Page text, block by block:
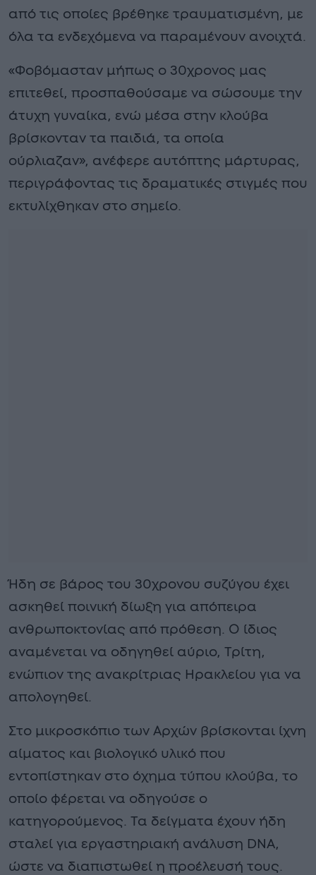
από τις οποίες βρέθηκε τραυματισμένη, με
όλα τα ενδεχόμενα να παραμένουν ανοιχτά.
«Φοβόμασταν μήπως ο 30χρονος μας
επιτεθεί, προσπαθούσαμε να σώσουμε την
άτυχη γυναίκα, ενώ μέσα στην κλούβα
βρίσκονταν τα παιδιά, τα οποία
ούρλιαζαν», ανέφερε αυτόπτης μάρτυρας,
περιγράφοντας τις δραματικές στιγμές που
εκτυλίχθηκαν στο σημείο.
Ήδη σε βάρος του 30χρονου συζύγου έχει
ασκηθεί ποινική δίωξη για απόπειρα
ανθρωποκτονίας από πρόθεση. Ο ίδιος
αναμένεται να οδηγηθεί αύριο, Τρίτη,
ενώπιον της ανακρίτριας Ηρακλείου για να
απολογηθεί.
Στο μικροσκόπιο των Αρχών βρίσκονται ίχνη
αίματος και βιολογικό υλικό που
εντοπίστηκαν στο όχημα τύπου κλούβα, το
οποίο φέρεται να οδηγούσε ο
κατηγορούμενος. Τα δείγματα έχουν ήδη
σταλεί για εργαστηριακή ανάλυση DNA,
ώστε να διαπιστωθεί η προέλευσή τους.